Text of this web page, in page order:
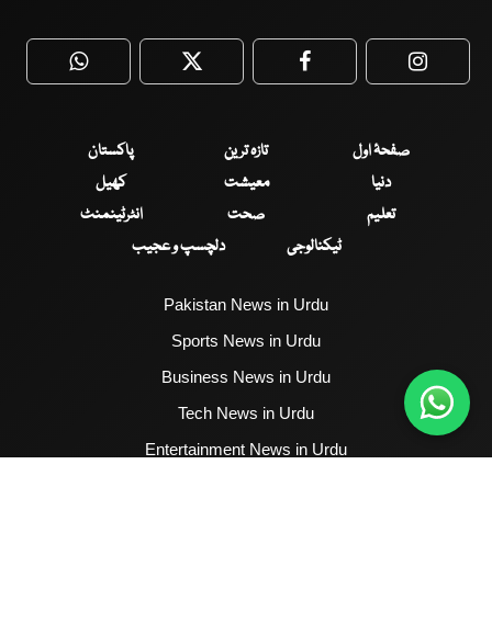
WhatsApp Twitter Facebook
صفحۂ اول تازہ ترین
پاکستان
دنیا
معیشت
کھیل
تعلیم
صحت
انٹرٹینمنٹ
ٹیکنالوجی
دلچسپ و عجیب
Pakistan News in Urdu
Sports News in Urdu
Business News in Urdu
Tech News in Urdu
Entertainment News in Urdu